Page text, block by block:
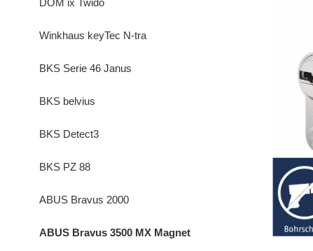
DOM ix Twido
Winkhaus keyTec N-tra
BKS Serie 46 Janus
BKS belvius
BKS Detect3
BKS PZ 88
ABUS Bravus 2000
ABUS Bravus 3500 MX Magnet